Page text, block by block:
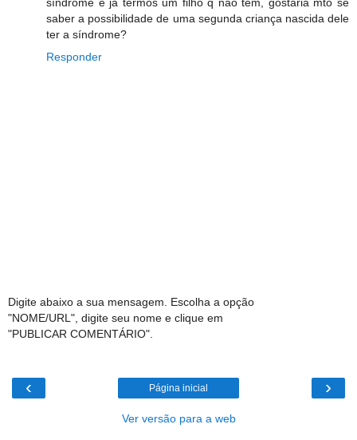
saber a possibilidade de uma segunda criança nascida dele
ter a síndrome?
Responder
Digite abaixo a sua mensagem. Escolha a opção
"NOME/URL", digite seu nome e clique em
"PUBLICAR COMENTÁRIO".
‹ ›
Página inicial
Ver versão para a web